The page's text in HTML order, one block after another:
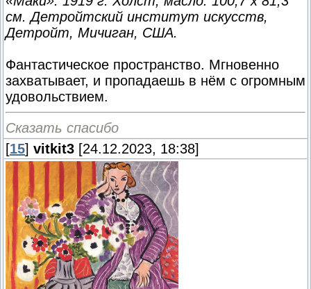
см. Детройтский институт искусств,
Детройт, Мичиган, США.
Фантастическое пространство. Мгновенно
захватывает, и пропадаешь в нём с огромным
удовольствием.
Сказать спасибо
[15] vitkit3 [24.12.2023, 18:38]